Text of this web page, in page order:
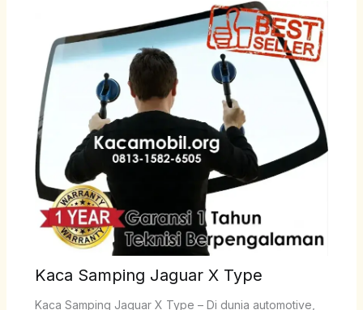
Kaca Samping Jaguar X Type
Kaca Samping Jaguar X Type – Di dunia automotive,